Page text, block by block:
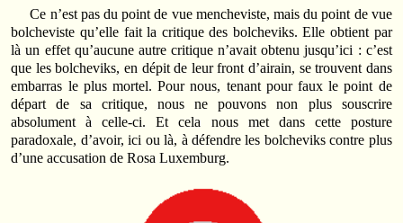
Ce n’est pas du point de vue mencheviste, mais du point de vue
bolcheviste qu’elle fait la critique des bolcheviks. Elle obtient par
là un effet qu’aucune autre critique n’avait obtenu jusqu’ici : c’est
que les bolcheviks, en dépit de leur front d’airain, se trouvent dans
embarras le plus mortel. Pour nous, tenant pour faux le point de
départ de sa critique, nous ne pouvons non plus souscrire
absolument à celle-ci. Et cela nous met dans cette posture
paradoxale, d’avoir, ici ou là, à défendre les bolcheviks contre plus
d’une accusation de Rosa Luxemburg.